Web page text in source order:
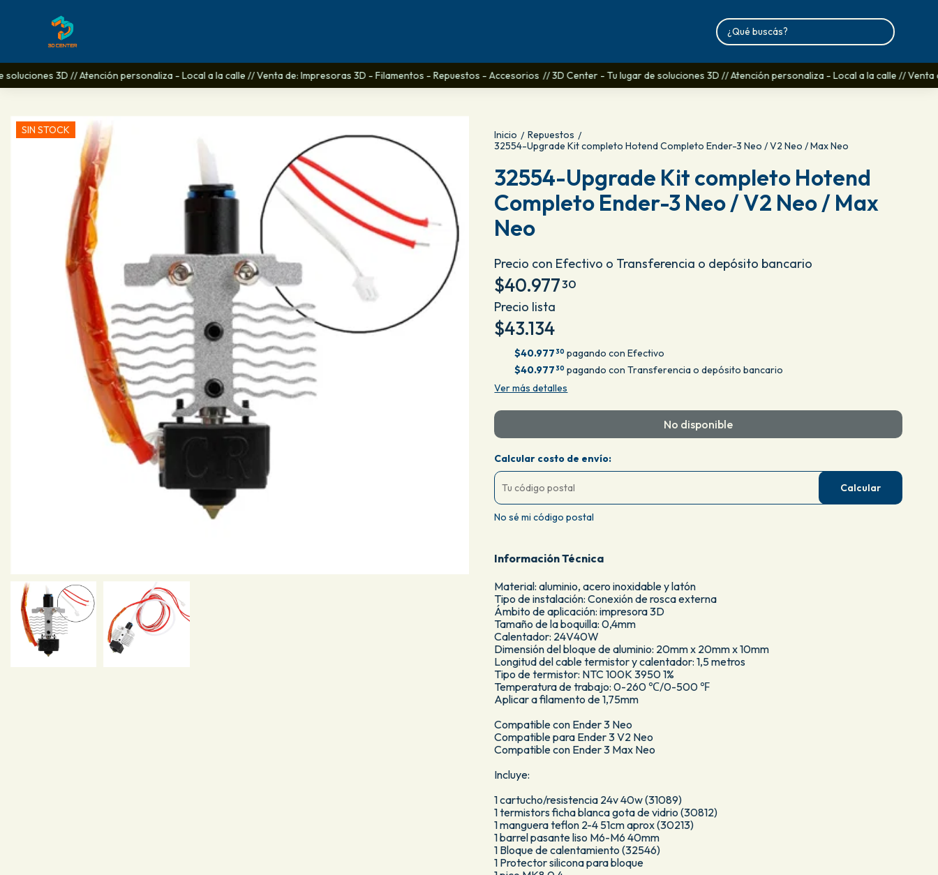
3D // Atención personaliza - Local a la calle // Venta de: Impresoras 3D - Filamentos - Repuestos - Accesorios // 3D Center - Tu lugar de soluciones 3D // Atención personaliza - Local a la calle // Venta
SIN STOCK Inicio / Repuestos /
32554-Upgrade Kit completo Hotend Completo Ender-3 Neo / V2 Neo / Max Neo
32554-Upgrade Kit completo Hotend
Completo Ender-3 Neo / V2 Neo / Max
Neo
Precio con Efectivo o Transferencia o depósito bancario
$40.97730
Precio lista
$43.134
$40.977 30 pagando con Efectivo
$40.977 30 pagando con Transferencia o depósito bancario
Ver más detalles
No disponible
Calcular costo de envío:
Calcular
No sé mi código postal
Información Técnica
Material: aluminio, acero inoxidable y latón
Tipo de instalación: Conexión de rosca externa
Ámbito de aplicación: impresora 3D
Tamaño de la boquilla: 0,4mm
Calentador: 24V40W
Dimensión del bloque de aluminio: 20mm x 20mm x 10mm
Longitud del cable termistor y calentador: 1,5 metros
Tipo de termistor: NTC 100K 3950 1%
Temperatura de trabajo: 0-260 ℃/0-500 ℉
Aplicar a filamento de 1,75mm
Compatible con Ender 3 Neo
Compatible para Ender 3 V2 Neo
Compatible con Ender 3 Max Neo
Incluye:
1 cartucho/resistencia 24v 40w (31089)
1 termistors ficha blanca gota de vidrio (30812)
1 manguera teflon 2-4 51cm aprox (30213)
1 barrel pasante liso M6-M6 40mm
1 Bloque de calentamiento (32546)
1 Protector silicona para bloque